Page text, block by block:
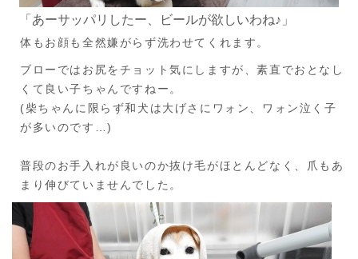
「あーサッパリしたー、ビールが欲しいわね♪」
体もお顔も全然嫌がらず洗わせてくれます。
ブローではお尻をチョット気にしますが、素直でおとなし
くて良い子ちゃんですねー。
(柴ちゃんに限らず和犬は大げさにワォン、ワォン泣く子
が多いのです…)
普段のお手入れが良いのか抜け毛がほとんどなく、爪もあ
まり伸びていませんでした。